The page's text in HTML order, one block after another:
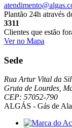
Plantão 24h através
3311
Clientes que estão
Ver no Mapa
Sede
Rua Artur Vital da
Gruta de Lourdes,
CEP: 57052-790
ALGÁS - Gás de